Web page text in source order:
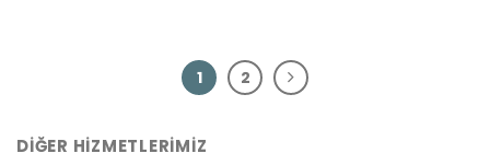
1 2
DIĞER HIZMETLERIMIZ